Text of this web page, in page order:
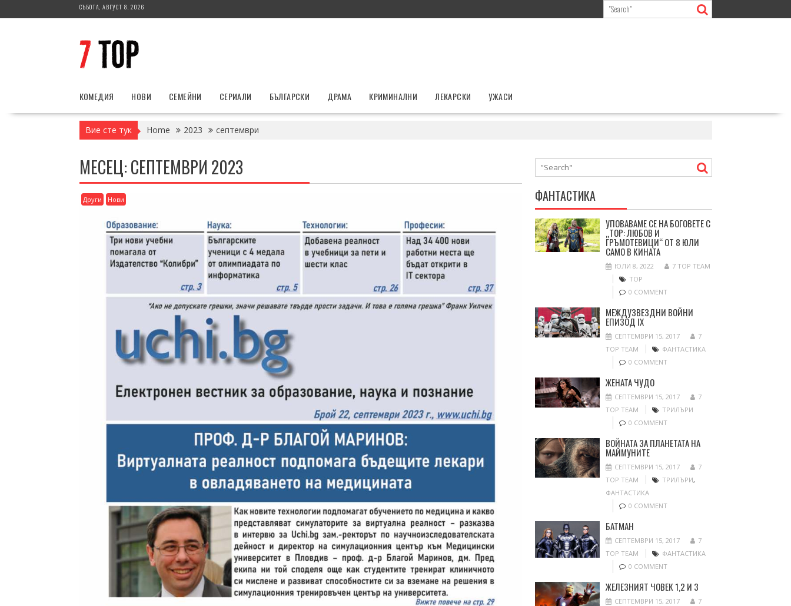
to
СЪБОТА, АВГУСТ 8, 2026
КОМЕДИЯ НОВИ СЕМЕЙНИ СЕРИАЛИ БЪЛГАРСКИ ДРАМА КРИМИНАЛНИ ЛЕКАРСКИ УЖАСИ
Вие сте тук Home 2023 септември
МЕСЕЦ:СЕПТЕМВРИ 2023
Други Нови ФАНТАСТИКА
УПОВАВАМЕ СЕ НА БОГОВЕТЕ С
„ТОР: ЛЮБОВ И
ГРЪМОТЕВИЦИ“ ОТ 8 ЮЛИ
САМО В КИНАТА
ЮЛИ 8, 2022
7 TOP TEAM
ТОР
0 COMMENT
МЕЖДУЗВЕЗДНИ ВОЙНИ
ЕПИЗОД IX
СЕПТЕМВРИ 15, 2017
7
TOP TEAM
ФАНТАСТИКА
0 COMMENT
ЖЕНАТА ЧУДО
СЕПТЕМВРИ 15, 2017
7
TOP TEAM
ТРИЛЪРИ
0 COMMENT
ВОЙНАТА ЗА ПЛАНЕТАТА НА
МАЙМУНИТЕ
СЕПТЕМВРИ 15, 2017
7
TOP TEAM
ТРИЛЪРИ,
ФАНТАСТИКА
0 COMMENT
БАТМАН
СЕПТЕМВРИ 15, 2017
7
TOP TEAM
ФАНТАСТИКА
0 COMMENT
ЖЕЛЕЗНИЯТ ЧОВЕК 1,2 И 3
СЕПТЕМВРИ 15, 2017
7